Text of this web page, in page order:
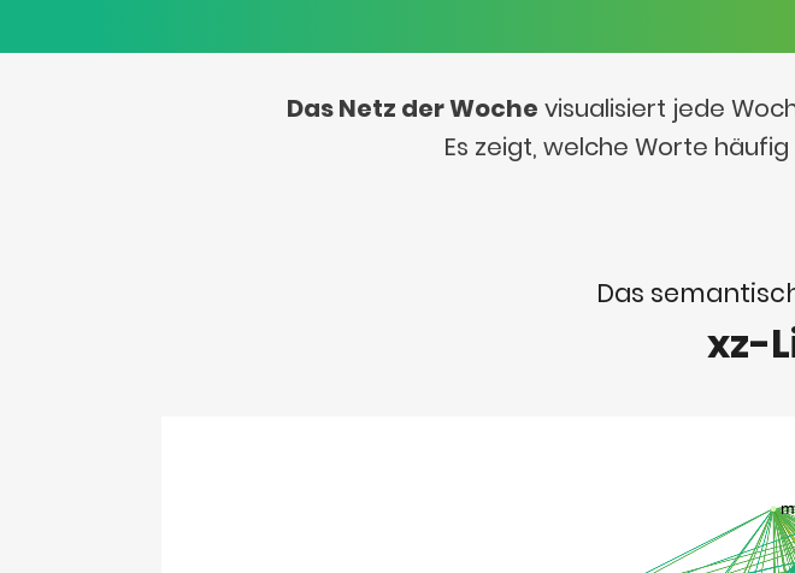
Das Netz der Woche visualisiert jede
Es zeigt, welche Worte
Das
xz-